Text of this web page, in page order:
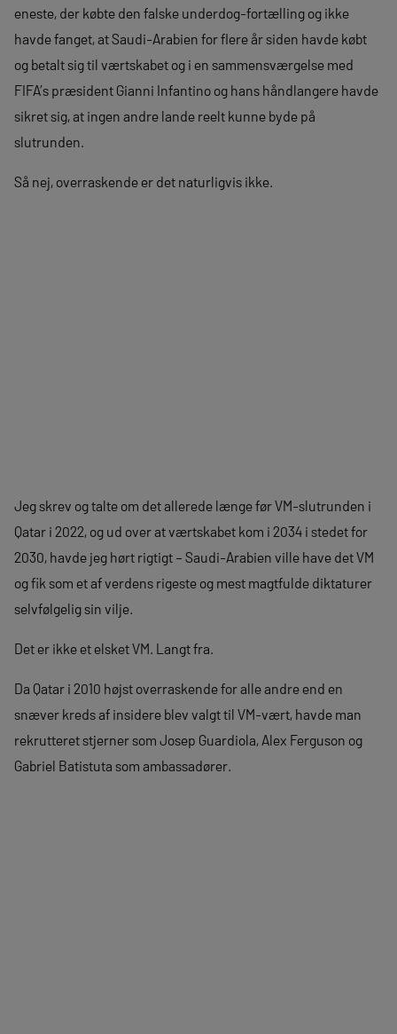
eneste, der købte den falske underdog-fortælling og ikke
havde fanget, at Saudi-Arabien for flere år siden havde købt
og betalt sig til værtskabet og i en sammensværgelse med
FIFA’s præsident Gianni Infantino og hans håndlangere havde
sikret sig, at ingen andre lande reelt kunne byde på
slutrunden.
Så nej, overraskende er det naturligvis ikke.
Jeg skrev og talte om det allerede længe før VM-slutrunden i
Qatar i 2022, og ud over at værtskabet kom i 2034 i stedet for
2030, havde jeg hørt rigtigt – Saudi-Arabien ville have det VM
og fik som et af verdens rigeste og mest magtfulde diktaturer
selvfølgelig sin vilje.
Det er ikke et elsket VM. Langt fra.
Da Qatar i 2010 højst overraskende for alle andre end en
snæver kreds af insidere blev valgt til VM-vært, havde man
rekrutteret stjerner som Josep Guardiola, Alex Ferguson og
Gabriel Batistuta som ambassadører.